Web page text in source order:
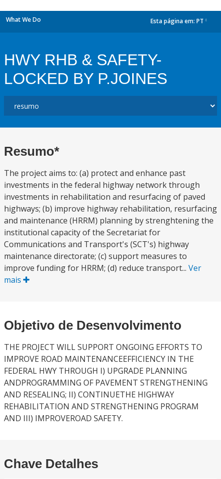
What We Do Esta página em: PT
HWY RHB & SAFETY-
LOCKED BY P.JOINES
Resumo*
The project aims to: (a) protect and enhance past
investments in the federal highway network through
investments in rehabilitation and resurfacing of paved
highways; (b) improve highway rehabilitation, resurfacing
and maintenance (HRRM) planning by strenghtening the
institutional capacity of the Secretariat for
Communications and Transport's (SCT's) highway
maintenance directorate; (c) support measures to
improve funding for HRRM; (d) reduce transport... Ver
mais
Objetivo de Desenvolvimento
THE PROJECT WILL SUPPORT ONGOING EFFORTS TO
IMPROVE ROAD MAINTENANCEEFFICIENCY IN THE
FEDERAL HWY THROUGH I) UPGRADE PLANNING
ANDPROGRAMMING OF PAVEMENT STRENGTHENING
AND RESEALING; II) CONTINUETHE HIGHWAY
REHABILITATION AND STRENGTHENING PROGRAM
AND III) IMPROVEROAD SAFETY.
Chave Detalhes